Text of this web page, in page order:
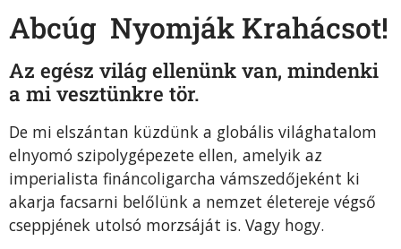
Abcúg Nyomják Krahácsot!
Az egész világ ellenünk van, mindenki
a mi vesztünkre tör.
De mi elszántan küzdünk a globális világhatalom
elnyomó szipolygépezete ellen, amelyik az
imperialista fináncoligarcha vámszedőjeként ki
akarja facsarni belőlünk a nemzet életereje végső
cseppjének utolsó morzsáját is. Vagy hogy.